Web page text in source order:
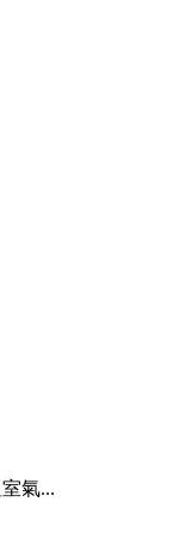
氣...